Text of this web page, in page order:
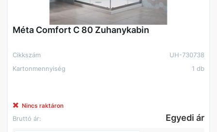
Méta Comfort C 80 Zuhanykabin
Cikkszám
UH-730738
Kartonmennyiség
1 db
Nincs raktáron
Bruttó ár: Egyedi ár